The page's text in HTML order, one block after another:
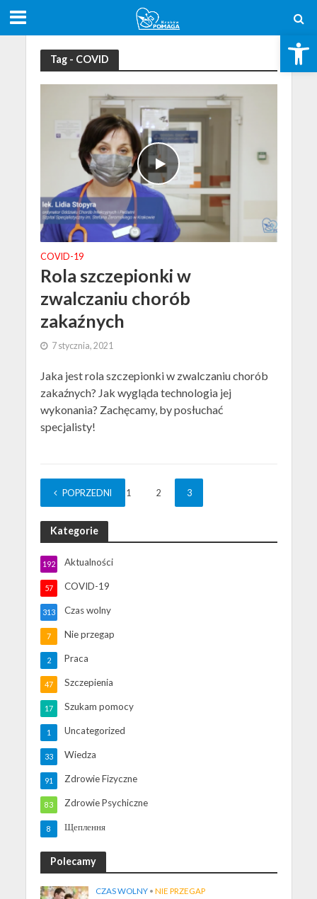
Open toolbar
Tag - COVID
COVID-19
Rola szczepionki w
zwalczaniu chorób
zakaźnych
7 stycznia, 2021
Jaka jest rola szczepionki w zwalczaniu chorób
zakaźnych? Jak wygląda technologia jej
wykonania? Zachęcamy, by posłuchać
specjalisty!
POPRZEDNI 1 2 3
Kategorie
Aktualności
192
COVID-19
57
Czas wolny
313
Nie przegap
7
Praca
2
Szczepienia
47
Szukam pomocy
17
Uncategorized
1
Wiedza
33
Zdrowie Fizyczne
91
Zdrowie Psychiczne
83
Щеплення
8
Polecamy
CZAS WOLNY • NIE PRZEGAP